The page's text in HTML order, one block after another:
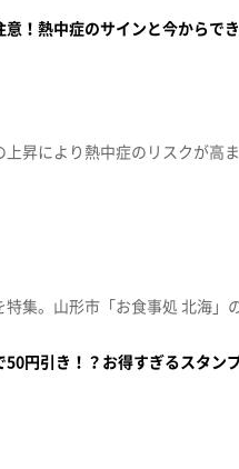
意！熱中症のサインと今からで
50円引き！？お得すぎるスタン